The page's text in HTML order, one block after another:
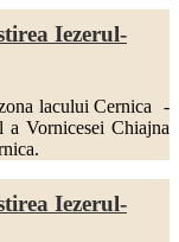
Iezerul-
lacului Cernica -
a Vornicesei Chiajna
Iezerul-